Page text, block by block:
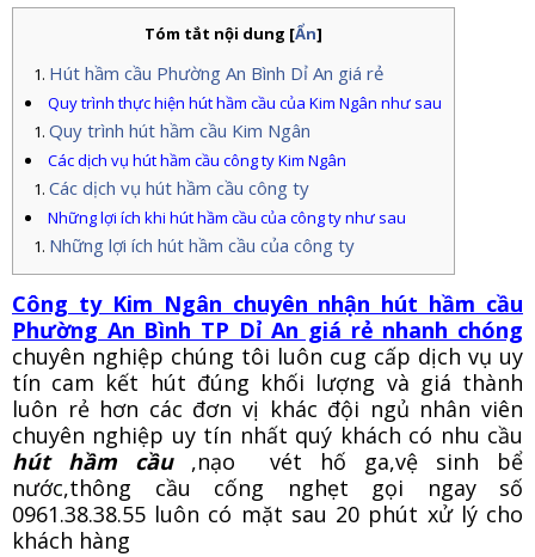
Tóm tắt nội dung [Ẩn]
Hút hầm cầu Phường An Bình Dỉ An giá rẻ
Quy trình thực hiện hút hầm cầu của Kim Ngân như sau
Quy trình hút hầm cầu Kim Ngân
Các dịch vụ hút hầm cầu công ty Kim Ngân
Các dịch vụ hút hầm cầu công ty
Những lợi ích khi hút hầm cầu của công ty như sau
Những lợi ích hút hầm cầu của công ty
Công ty Kim Ngân chuyên nhận hút hầm cầu
Phường An Bình TP Dỉ An giá rẻ nhanh chóng
chuyên nghiệp chúng tôi luôn cug cấp dịch vụ uy
tín cam kết hút đúng khối lượng và giá thành
luôn rẻ hơn các đơn vị khác đội ngủ nhân viên
chuyên nghiệp uy tín nhất quý khách có nhu cầu
hút hầm cầu,nạo vét hố ga,vệ sinh bể
nước,thông cầu cống nghẹt gọi ngay số
0961.38.38.55 luôn có mặt sau 20 phút xử lý cho
khách hàng